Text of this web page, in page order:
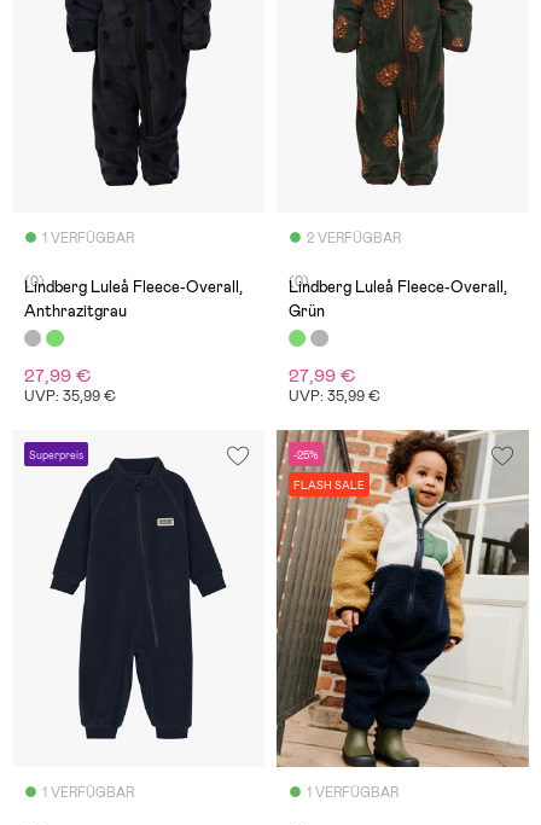
1 VERFÜGBAR
(0)
Lindberg Luleå Fleece-Overall,
Anthrazitgrau
27,99 €
UVP: 35,99 €
2 VERFÜGBAR
(0)
Lindberg Luleå Fleece-Overall,
Grün
27,99 €
UVP: 35,99 €
Superpreis
1 VERFÜGBAR
-25%
FLASH SALE
1 VERFÜGBAR